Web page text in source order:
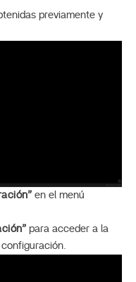
previamente y
en el menú
para acceder a la